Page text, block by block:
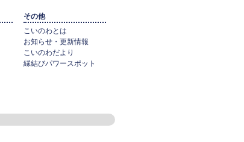
その他
こいのわとは
お知らせ・更新情報
こいのわだより
縁結びパワースポット